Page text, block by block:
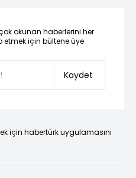
okunan haberlerini her
için bültene üye
Kaydet
için habertürk uygulamasını